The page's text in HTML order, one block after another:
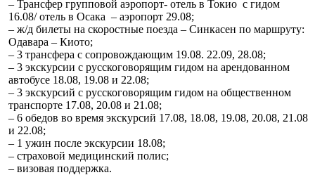
– Трансфер групповой аэропорт- отель в Токио с гидом
16.08/ отель в Осака – аэропорт 29.08;
– ж/д билеты на скоростные поезда – Синкасен по маршруту:
Одавара – Киото;
– 3 трансфера с сопровождающим 19.08. 22.09, 28.08;
– 3 экскурсии с русскоговорящим гидом на арендованном
автобусе 18.08, 19.08 и 22.08;
– 3 экскурсий с русскоговорящим гидом на общественном
транспорте 17.08, 20.08 и 21.08;
– 6 обедов во время экскурсий 17.08, 18.08, 19.08, 20.08, 21.08
и 22.08;
– 1 ужин после экскурсии 18.08;
– страховой медицинский полис;
– визовая поддержка.